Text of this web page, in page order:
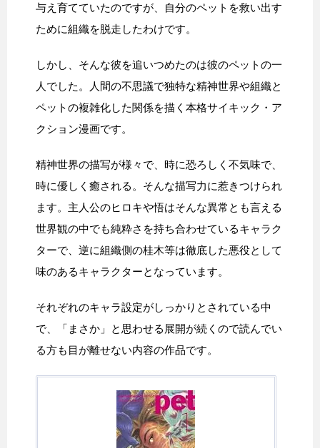
与え育てていたのですが、自分のペットを救い出す
ために組織を脱走したわけです。
しかし、そんな彼を追いつめたのは彼のペットの一
人でした。人間の不思議で独特な精神世界や組織と
ペットの複雑化した関係を描く本格サイキック・ア
クション漫画です。
精神世界の描写が様々で、時に恐ろしく不気味で、
時に優しく癒される。そんな描写力に惹きつけられ
ます。主人公のヒロキや悟はそんな異常とも言える
世界観の中でも純粋さを持ち合わせているキャラク
ターで、逆に組織側の桂木等は徹底した悪役として
味のあるキャラクターとなっています。
それぞれのキャラ設定がしっかりとされている中
で、「まさか」と思わせる展開が続くので読んでい
る方も目が離せない内容の作品です。